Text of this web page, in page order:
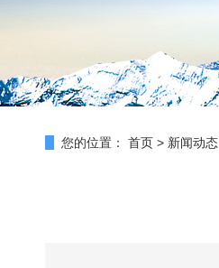
您的位置： 首页 > 新闻动态